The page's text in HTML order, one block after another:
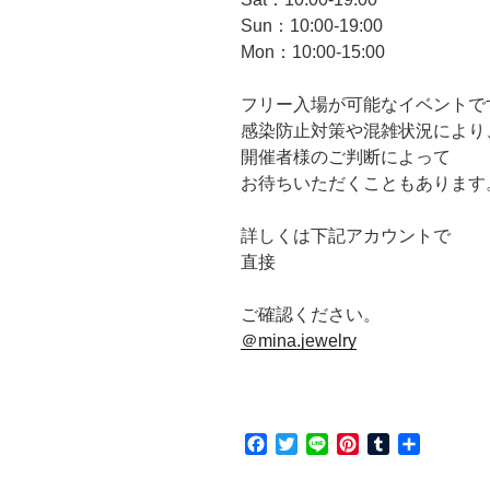
Sun：10:00-19:00
Mon：10:00-15:00
フリー入場が可能なイベントで
感染防止対策や混雑状況により
開催者様のご判断によって
お待ちいただくこともあります
詳しくは下記アカウントで
直接
ご確認ください。
＠mina.jewelry